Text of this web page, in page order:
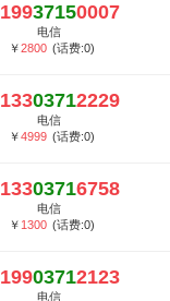
19937150007
电信
￥2800 (话费:0)
13303712229
电信
￥4999 (话费:0)
13303716758
电信
￥ 1300 (话费:0)
19903712123
电信